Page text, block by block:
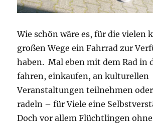
Wie schön wäre es, für die vielen
großen Wege ein Fahrrad zur
haben. Mal eben mit dem Rad in
fahren, einkaufen, an kulturellen
Veranstaltungen teilnehmen
radeln – für Viele eine
Doch vor allem Flüchtlingen ohne